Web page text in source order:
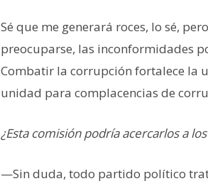
Sé que me generará roces, lo sé,
preocuparse, las inconformidades
Combatir la corrupción fortalece la
unidad para complacencias de
¿Esta comisión podría acercarlos a
—Sin duda, todo partido político